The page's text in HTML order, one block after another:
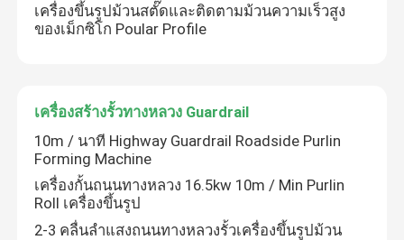
เครื่องขึ้นรูปม้วนสตั๊ดและติดตามม้วนความเร็วสูง
ของเม็กซิโก Poular Profile
เครื่องสร้างรั้วทางหลวง Guardrail
10m / นาที Highway Guardrail Roadside Purlin
Forming Machine
เครื่องกั้นถนนทางหลวง 16.5kw 10m / Min Purlin
Roll เครื่องขึ้นรูป
2-3 คลื่นลำแสงถนนทางหลวงรั้วเครื่องขึ้นรูปม้วน